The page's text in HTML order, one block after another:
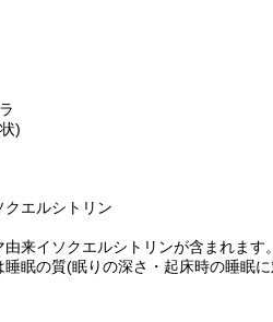
)
エルシトリン
来イソクエルシトリンが含まれます
眠の質(眠りの深さ・起床時の睡眠